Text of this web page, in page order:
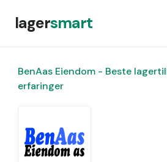
lagersmart
BenAas Eiendom - Beste
erfaringer